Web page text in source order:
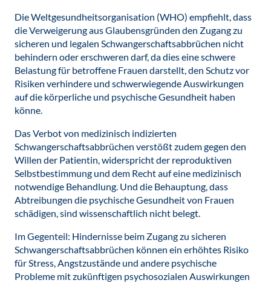
Die Weltgesundheitsorganisation (WHO) empfiehlt, dass
die Verweigerung aus Glaubensgründen den Zugang zu
sicheren und legalen Schwangerschaftsabbrüchen nicht
behindern oder erschweren darf, da dies eine schwere
Belastung für betroffene Frauen darstellt, den Schutz vor
Risiken verhindere und schwerwiegende Auswirkungen
auf die körperliche und psychische Gesundheit haben
könne.
Das Verbot von medizinisch indizierten
Schwangerschaftsabbrüchen verstößt zudem gegen den
Willen der Patientin, widerspricht der reproduktiven
Selbstbestimmung und dem Recht auf eine medizinisch
notwendige Behandlung. Und die Behauptung, dass
Abtreibungen die psychische Gesundheit von Frauen
schädigen, sind wissenschaftlich nicht belegt.
Im Gegenteil: Hindernisse beim Zugang zu sicheren
Schwangerschaftsabbrüchen können ein erhöhtes Risiko
für Stress, Angstzustände und andere psychische
Probleme mit zukünftigen psychosozialen Auswirkungen